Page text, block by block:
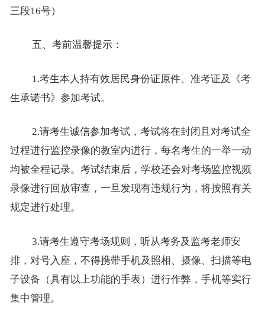
三段16号）
五、 考前温馨提示：
1.考生本人持有效居民身份证原件、 准考证及《考
生承诺书》参加考试。
2.请考生诚信参加考试，考试将在封闭且对考试全
过程进行监控录像的教室内进行，每名考生的一举一动
均被全程记录。考试结束后，学校还会对考场监控视频
录像进行回放审查，一旦发现有违规行为，将按照有关
规定进行处理。
3.请考生遵守考场规则，听从考务及监考老师安
排，对号入座，不得携带手机及照相、摄像、扫描等电
子设备（具有以上功能的手表）进行作弊，手机等实行
集中管理。